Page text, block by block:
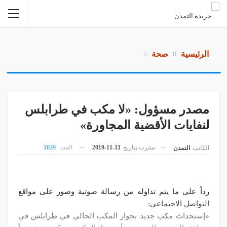
الرئيسية صحة
مصدر مسؤول: «لا مكب في طرابلس
لنفايات الأقضية المجاورة»
الكاتب التمدن نشرت بتاريخ 11-11-2019 العدد :1639
رداً على ما يتم تداوله من رسالة صوتية وصور على مواقع
التواصل الاجتماعي:
«إستحداث مكب جديد بجوار المكب الحالي في طرابلس في